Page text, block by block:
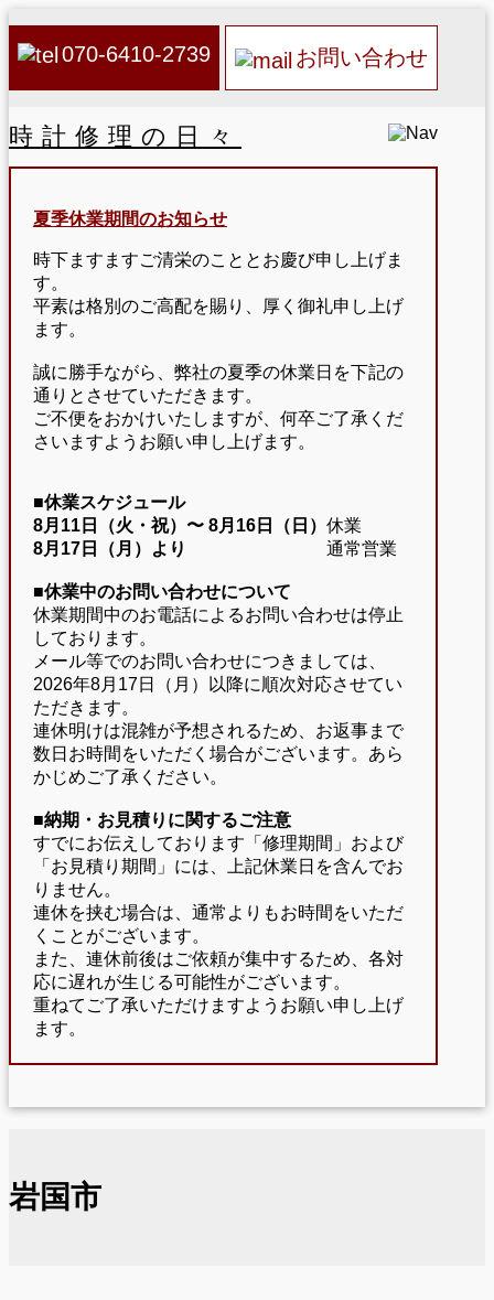
070-6410-2739 お問い合わせ
時計修理の日々
夏季休業期間のお知らせ
時下ますますご清栄のこととお慶び申し上げま
す。
平素は格別のご高配を賜り、厚く御礼申し上げ
ます。
誠に勝手ながら、弊社の夏季の休業日を下記の
通りとさせていただきます。
ご不便をおかけいたしますが、何卒ご了承くだ
さいますようお願い申し上げます。
■休業スケジュール
8月11日（火・祝）〜 8月16日（日） 休業
8月17日（月）より
通常営業
■休業中のお問い合わせについて
休業期間中のお電話によるお問い合わせは停止
しております。
メール等でのお問い合わせにつきましては、
2026年8月17日（月）以降に順次対応させてい
ただきます。
連休明けは混雑が予想されるため、お返事まで
数日お時間をいただく場合がございます。あら
かじめご了承ください。
■納期・お見積りに関するご注意
すでにお伝えしております「修理期間」および
「お見積り期間」には、上記休業日を含んでお
りません。
連休を挟む場合は、通常よりもお時間をいただ
くことがございます。
また、連休前後はご依頼が集中するため、各対
応に遅れが生じる可能性がございます。
重ねてご了承いただけますようお願い申し上げ
ます。
岩国市